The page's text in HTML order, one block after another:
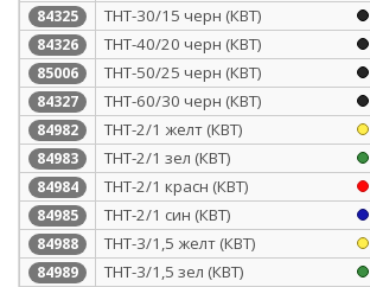
84325 ТНТ-30/15 черн (КВТ)
84326 ТНТ-40/20 черн (КВТ)
85006 ТНТ-50/25 черн (КВТ)
84327 ТНТ-60/30 черн (КВТ)
84982 ТНТ-2/1 желт (КВТ)
84983 ТНТ-2/1 зел (КВТ)
84984 ТНТ-2/1 красн (КВТ)
84985 ТНТ-2/1 син (КВТ)
84988 ТНТ-3/1,5 желт (КВТ)
84989 ТНТ-3/1,5 зел (КВТ)